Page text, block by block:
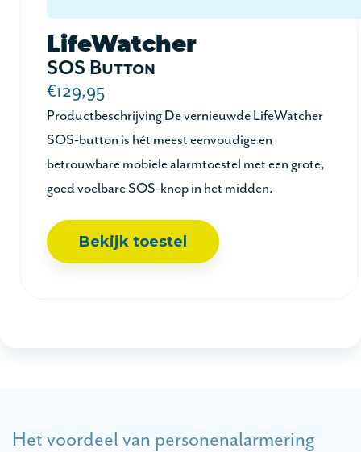
LifeWatcher
SOS Button
€129,95
Productbeschrijving De vernieuwde LifeWatcher
SOS-button is hét meest eenvoudige en
betrouwbare mobiele alarmtoestel met een grote,
goed voelbare SOS-knop in het midden.
Bekijk toestel
Het voordeel van personenalarmering